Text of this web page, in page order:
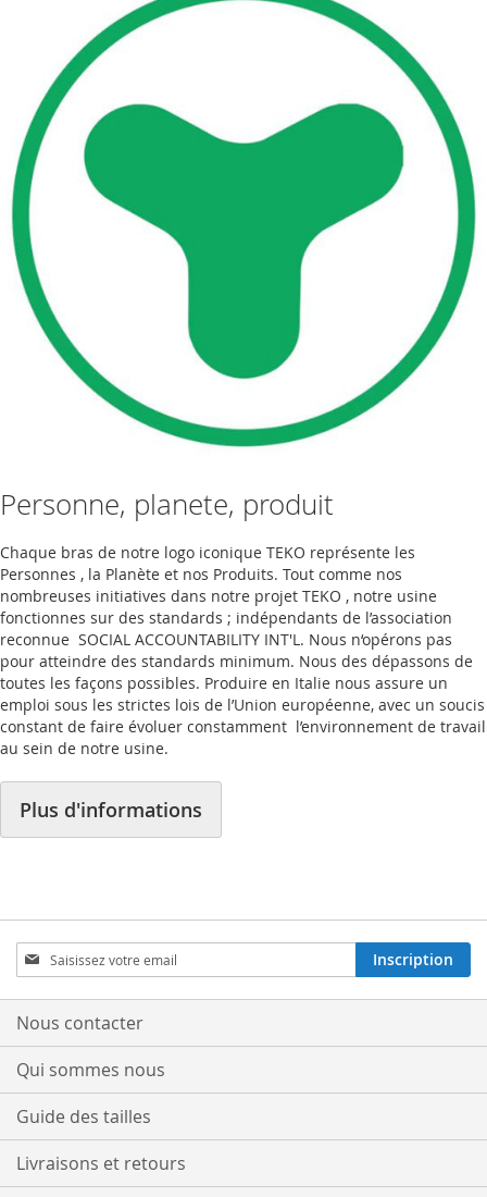
Personne, planete, produit
Chaque bras de notre logo iconique TEKO représente les
Personnes , la Planète et nos Produits. Tout comme nos
nombreuses initiatives dans notre projet TEKO , notre usine
fonctionnes sur des standards ; indépendants de l’association
reconnue SOCIAL ACCOUNTABILITY INT'L. Nous n‘opérons pas
pour atteindre des standards minimum. Nous des dépassons de
toutes les façons possibles. Produire en Italie nous assure un
emploi sous les strictes lois de l’Union européenne, avec un soucis
constant de faire évoluer constamment l’environnement de travail
au sein de notre usine.
Plus d'informations
Inscription
à
notre
lettre
:
Inscription
Nous contacter
Qui sommes nous
Guide des tailles
Livraisons et retours